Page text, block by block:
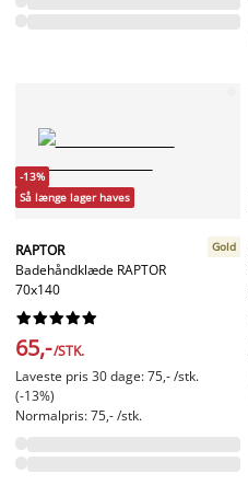
-13%
Så længe lager haves
RAPTOR
Badehåndklæde RAPTOR
70x140
Gold






65,-/STK.
Laveste pris 30 dage: 75,- /stk.
(-13%)
Normalpris: 75,- /stk.